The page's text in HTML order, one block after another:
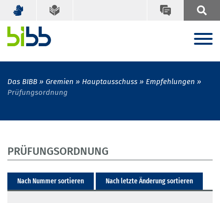
Das BIBB Gremien Hauptausschuss
Empfehlungen
Prüfungsordnung
PRÜFUNGSORDNUNG
Nach Nummer sortieren Nach letzte Änderung sortieren